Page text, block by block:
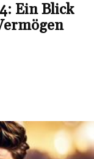
Ein Blick